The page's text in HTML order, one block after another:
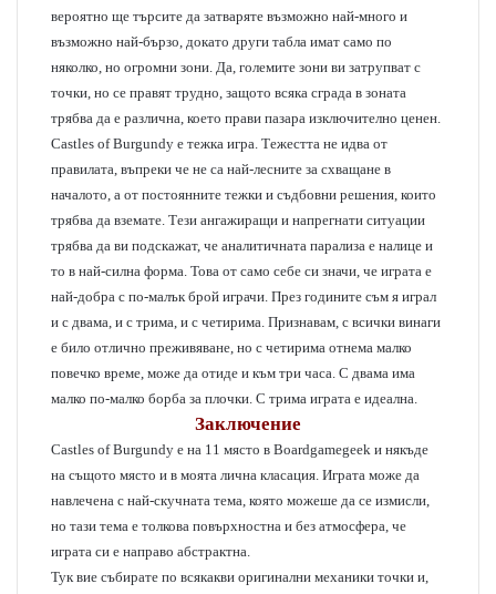
вероятно ще търсите да затваряте възможно най-много и
възможно най-бързо, докато други табла имат само по
няколко, но огромни зони. Да, големите зони ви затрупват с
точки, но се правят трудно, защото всяка сграда в зоната
трябва да е различна, което прави пазара изключително ценен.
Castles of Burgundy е тежка игра. Тежестта не идва от
правилата, въпреки че не са най-лесните за схващане в
началото, а от постоянните тежки и съдбовни решения, които
трябва да вземате. Тези ангажиращи и напрегнати ситуации
трябва да ви подскажат, че аналитичната парализа е налице и
то в най-силна форма. Това от само себе си значи, че играта е
най-добра с по-малък брой играчи. През годините съм я играл
и с двама, и с трима, и с четирима. Признавам, с всички винаги
е било отлично преживяване, но с четирима отнема малко
повечко време, може да отиде и към три часа. С двама има
малко по-малко борба за плочки. С трима играта е идеална.
Заключение
Castles of Burgundy е на 11 място в Boardgamegeek и някъде
на същото място и в моята лична класация. Играта може да
навлечена с най-скучната тема, която можеше да се измисли,
но тази тема е толкова повърхностна и без атмосфера, че
играта си е направо абстрактна.
Тук вие събирате по всякакви оригинални механики точки и,